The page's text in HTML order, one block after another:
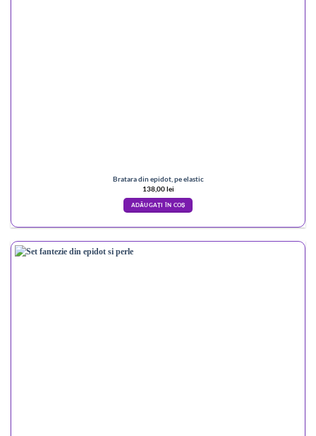
Bratara din epidot, pe elastic
138,00lei
ADĂUGAȚI ÎN COȘ